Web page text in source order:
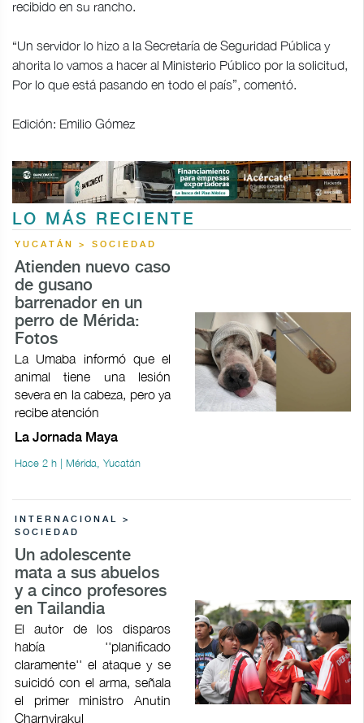
recibido en su rancho.
“Un servidor lo hizo a la Secretaría de Seguridad Pública y
ahorita lo vamos a hacer al Ministerio Público por la solicitud,
Por lo que está pasando en todo el país”, comentó.
Edición: Emilio Gómez
LO MÁS RECIENTE
YUCATÁN > SOCIEDAD
Atienden nuevo caso
de gusano
barrenador en un
perro de Mérida:
Fotos
La Umaba informó que el
animal tiene una lesión
severa en la cabeza, pero ya
recibe atención
La Jornada Maya
Hace 2 h | Mérida, Yucatán
INTERNACIONAL >
SOCIEDAD
Un adolescente
mata a sus abuelos
y a cinco profesores
en Tailandia
El autor de los disparos
había ''planificado
claramente'' el ataque y se
suicidó con el arma, señala
el primer ministro Anutin
Charnvirakul